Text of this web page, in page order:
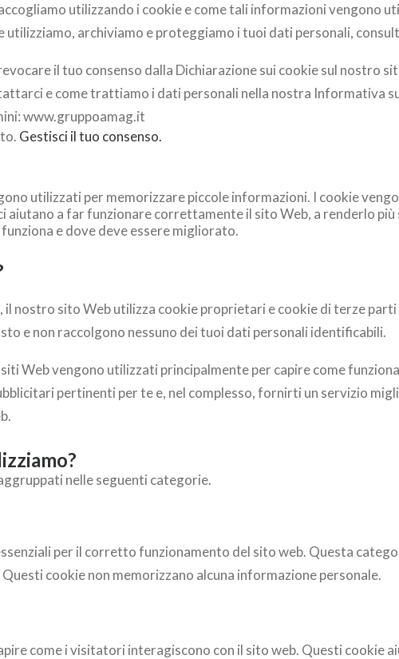
utilizzando i cookie e come tali informazioni vengono
utilizziamo, archiviamo e proteggiamo i tuoi dati personali,
il tuo consenso dalla Dichiarazione sui cookie sul nostro
e come trattiamo i dati personali nella nostra Informativa
www.gruppoamag.it
Gestisci il tuo consenso.
utilizzati per memorizzare piccole informazioni. I cookie
aiutano a far funzionare correttamente il sito Web, a renderlo
e dove deve essere migliorato.
nostro sito Web utilizza cookie proprietari e cookie di terze
e non raccolgono nessuno dei tuoi dati personali identificabili.
Web vengono utilizzati principalmente per capire come
pertinenti per te e, nel complesso, fornirti un servizio
nelle seguenti categorie.
per il corretto funzionamento del sito web. Questa
cookie non memorizzano alcuna informazione personale.
come i visitatori interagiscono con il sito web. Questi cookie